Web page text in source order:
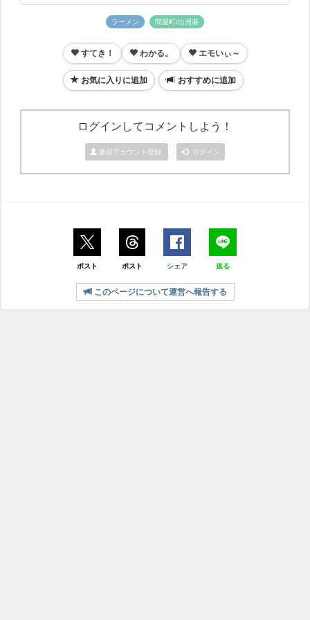
ラーメン 問屋町/出洲港
すてき！ わかる。 エモいぃ～
お気に入りに追加 おすすめに追加
ログインしてコメントしよう！
新規アカウント登録 ログイン
ポスト ポスト シェア 送る
このページについて運営へ報告する